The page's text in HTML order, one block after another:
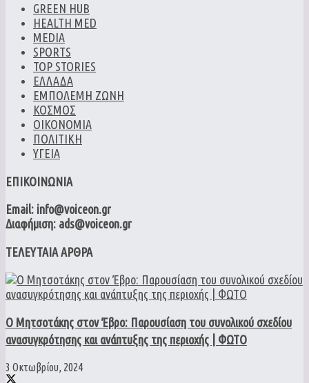
GREEN HUB
HEALTH MED
MEDIA
SPORTS
TOP STORIES
ΕΛΛΑΔΑ
ΕΜΠΟΛΕΜΗ ΖΩΝΗ
ΚΟΣΜΟΣ
ΟΙΚΟΝΟΜΙΑ
ΠΟΛΙΤΙΚΗ
ΥΓΕΙΑ
ΕΠΙΚΟΙΝΩΝΙΑ
Email: info@voiceon.gr
Διαφήμιση: ads@voiceon.gr
ΤΕΛΕΥΤΑΙΑ ΑΡΘΡΑ
Ο Μητσοτάκης στον Έβρο: Παρουσίαση του συνολικού σχεδίου
ανασυγκρότησης και ανάπτυξης της περιοχής | ΦΩΤΟ
3 Οκτωβρίου, 2024